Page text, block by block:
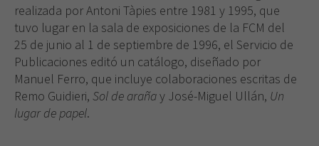
realizada por Antoni Tàpies entre 1981 y 1995, que
tuvo lugar en la sala de exposiciones de la FCM del
25 de junio al 1 de septiembre de 1996, el Servicio de
Publicaciones editó un catálogo, diseñado por
Manuel Ferro, que incluye colaboraciones escritas de
Remo Guidieri, Sol de arañay José-Miguel Ullán, Un
lugar de papel.